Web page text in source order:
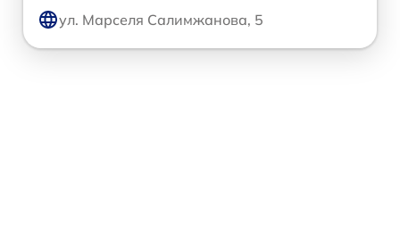
ул. Марселя Салимжанова, 5